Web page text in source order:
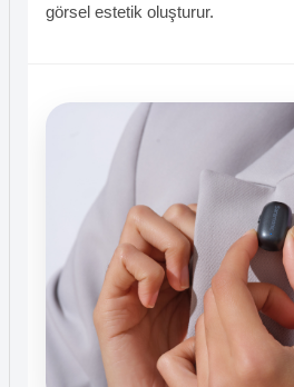
görsel estetik oluşturur.